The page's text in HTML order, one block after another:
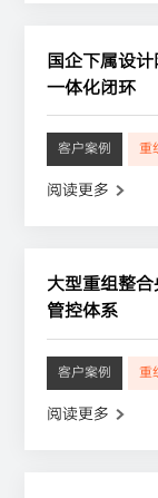
国企下属设
一体化闭环
客户案例 重
阅读更多
大型重组整
管控体系
客户案例 重
阅读更多